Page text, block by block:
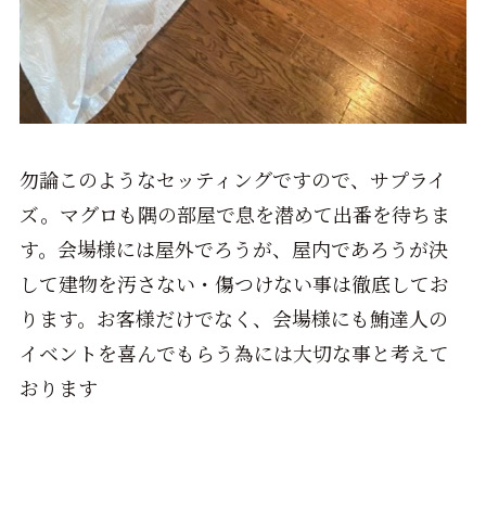
勿論このようなセッティングですので、サプライ
ズ。マグロも隅の部屋で息を潜めて出番を待ちま
す。会場様には屋外でろうが、屋内であろうが決
して建物を汚さない・傷つけない事は徹底してお
ります。お客様だけでなく、会場様にも鮪達人の
イベントを喜んでもらう為には大切な事と考えて
おります